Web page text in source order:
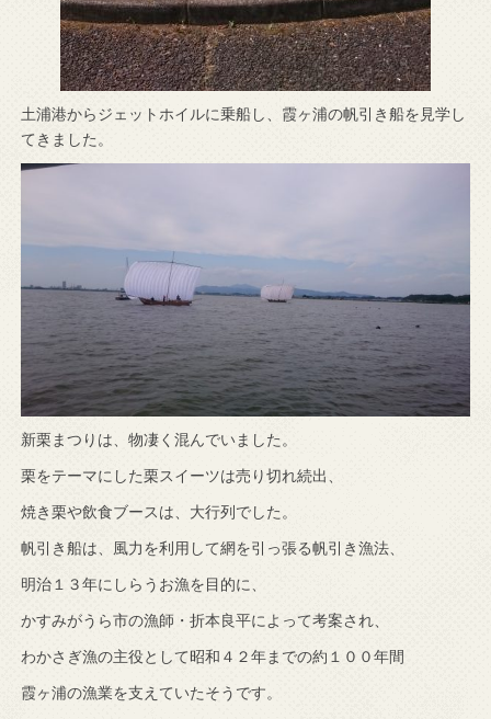
土浦港からジェットホイルに乗船し、霞ヶ浦の帆引き船を見学し
てきました。
新栗まつりは、物凄く混んでいました。
栗をテーマにした栗スイーツは売り切れ続出、
焼き栗や飲食ブースは、大行列でした。
帆引き船は、風力を利用して網を引っ張る帆引き漁法、
明治１３年にしらうお漁を目的に、
かすみがうら市の漁師・折本良平によって考案され、
わかさぎ漁の主役として昭和４２年までの約１００年間
霞ヶ浦の漁業を支えていたそうです。